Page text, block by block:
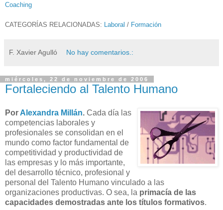
Coaching
CATEGORÍAS RELACIONADAS: Laboral / Formación
F. Xavier Agulló No hay comentarios.:
miércoles, 22 de noviembre de 2006
Fortaleciendo al Talento Humano
Por Alexandra Millán. Cada día las
competencias laborales y
profesionales se consolidan en el
mundo como factor fundamental de
competitividad y productividad de
las empresas y lo más importante,
del desarrollo técnico, profesional y
personal del Talento Humano vinculado a las
organizaciones productivas. O sea, la primacía de las
capacidades demostradas ante los títulos formativos.